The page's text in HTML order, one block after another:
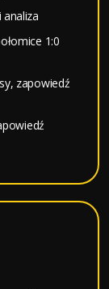
analiza
1:0
zapowiedź